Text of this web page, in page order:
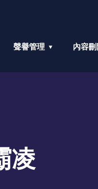
聲譽管理 內容
凌